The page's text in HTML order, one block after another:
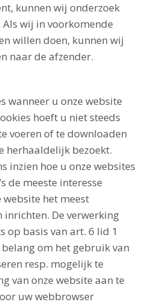
kunnen wij onderzoek
wij in voorkomende
willen doen, kunnen wij
naar de afzender.
wanneer u onze website
hoeft u niet steeds
voeren of te downloaden
herhaaldelijk bezoekt.
inzien hoe u onze websites
de meeste interesse
het meest
De verwerking
op basis van art. 6 lid 1
om het gebruik van
resp. mogelijk te
van onze website aan te
uw webbrowser